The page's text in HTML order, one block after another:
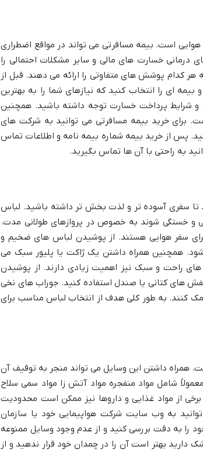
است. بیمه مسافرتی می تواند در مواقع اضطراری
درمانی خسارت های مالی و سایر مشکلات احتمالی را
کدام پوشش های متفاوتی را ارائه می دهند. قبل از
ای را انتخاب کنید که نیازهای شما را به بهترین
و شرایط پرداخت خسارت توجه داشته باشید. همچنین
برای خرید بیمه مسافرتی می توانید به شرکت های
پس از خرید بیمه شماره بیمه نامه و اطلاعات تماس
به راحتی با آن ها تماس بگیرید.
تا سفری آسوده تر و لذت بخش تر داشته باشید. لباس
و خستگی شوند به خصوص در پروازهای طولانی مدت.
سفر هوایی هستند. از پوشیدن لباس های ضخیم و
همچنین همراه داشتن یک ژاکت یا پلیور سبک می
راحت و سبک نیز اهمیت زیادی دارند. از پوشیدن
های کتانی یا صندل استفاده کنید. جوراب های نخی
کنند. به طور کلی هدف از انتخاب لباس مناسب برای
همراه داشتن این وسایل می تواند منجر به توقیف آن
شامل مواد منفجره مواد آتش زا مواد سمی سلاح
از مواد غذایی و داروها نیز ممکن است محدودیت
به وب سایت شرکت هواپیمایی خود یا سازمان
را به دقت بررسی کنید و از عدم وجود وسایل ممنوعه
بهتر است آن را در چمدان خود قرار ندهید و از